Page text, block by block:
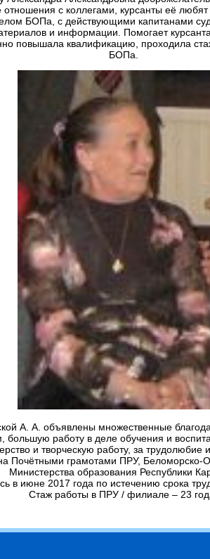
с коллегами, курсанты её
БОПа, с действующими капитанами
и информации. Помогает
повышала квалификацию, проходила
БОПа.
А. А. объявлены множественные
большую работу в деле обучения и
и творческую работу, за трудолюбие
Почётными грамотами ПРУ,
Министерства образования Республики
в июне 2017 года по истечению срока
Стаж работы в ПРУ / филиале – 23